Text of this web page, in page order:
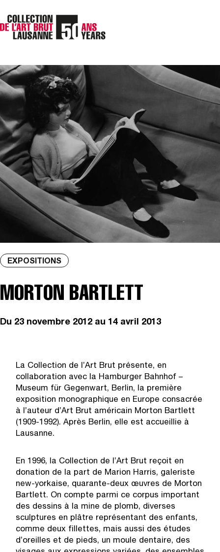
EXPOSITIONS
MORTON BARTLETT
Du 23 novembre 2012 au 14 avril 2013
La Collection de l’Art Brut présente, en
collaboration avec la Hamburger Bahnhof –
Museum für Gegenwart, Berlin, la première
exposition monographique en Europe consacrée
à l’auteur d’Art Brut américain Morton Bartlett
(1909-1992). Après Berlin, elle est accueillie à
Lausanne.
En 1996, la Collection de l’Art Brut reçoit en
donation de la part de Marion Harris, galeriste
new-yorkaise, quarante-deux œuvres de Morton
Bartlett. On compte parmi ce corpus important
des dessins à la mine de plomb, diverses
sculptures en plâtre représentant des enfants,
comme deux fillettes, mais aussi des études
d’oreilles et de pieds, un moule dentaire, des